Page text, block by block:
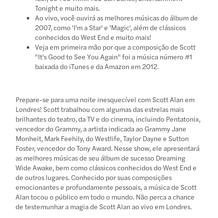
Tonight e muito mais.
Ao vivo, você ouvirá as melhores músicas do álbum de
2007, como 'I'm a Star' e 'Magic', além de clássicos
conhecidos do West End e muito mais!
Veja em primeira mão por que a composição de Scott
"It's Good to See You Again" foi a música número #1
baixada do iTunes e da Amazon em 2012.
Prepare-se para uma noite inesquecível com Scott Alan em
Londres! Scott trabalhou com algumas das estrelas mais
brilhantes do teatro, da TV e do cinema, incluindo Pentatonix,
vencedor do Grammy, a artista indicada ao Grammy Jane
Monheit, Mark Feehily, do Westlife, Taylor Dayne e Sutton
Foster, vencedor do Tony Award. Nesse show, ele apresentará
as melhores músicas de seu álbum de sucesso Dreaming
Wide Awake, bem como clássicos conhecidos do West End e
de outros lugares. Conhecido por suas composições
emocionantes e profundamente pessoais, a música de Scott
Alan tocou o público em todo o mundo. Não perca a chance
de testemunhar a magia de Scott Alan ao vivo em Londres.